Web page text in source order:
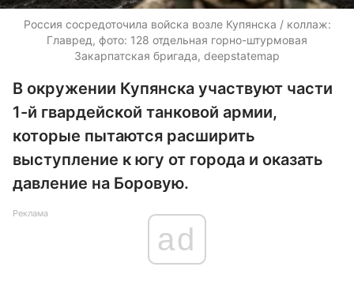
Россия сосредоточила войска возле Купянска / коллаж:
Главред, фото: 128 отдельная горно-штурмовая
Закарпатская бригада, deepstatemap
В окружении Купянска участвуют части
1-й гвардейской танковой армии,
которые пытаются расширить
выступление к югу от города и оказать
давление на Боровую.
Реклама
ad